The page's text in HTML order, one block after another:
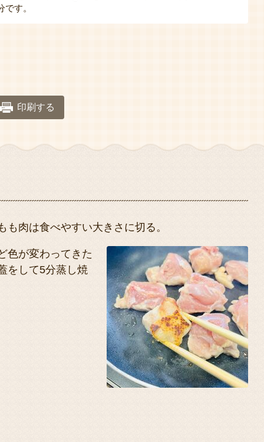
す。
印刷する
肉は食べやすい大きさに切る。
色が変わってきた
をして5分蒸し焼